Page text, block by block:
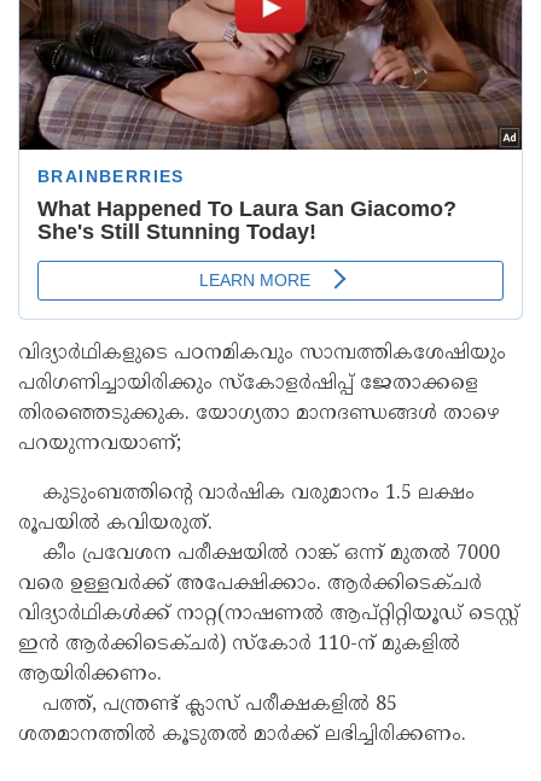
വിദ്യാര്‍ഥികളുടെ പഠനമികവും സാമ്പത്തികശേഷിയും
പരിഗണിച്ചായിരിക്കും സ്‌കോളര്‍ഷിപ്പ് ജേതാക്കളെ
തിരഞ്ഞെടുക്കുക. യോഗ്യതാ മാനദണ്ഡങ്ങള്‍ താഴെ
പറയുന്നവയാണ്;
കുടുംബത്തിന്റെ വാര്‍ഷിക വരുമാനം 1.5 ലക്ഷം
രൂപയില്‍ കവിയരുത്.
കീം പ്രവേശന പരീക്ഷയില്‍ റാങ്ക് ഒന്ന് മുതല്‍ 7000
വരെ ഉള്ളവര്‍ക്ക് അപേക്ഷിക്കാം. ആര്‍ക്കിടെക്ചര്‍
വിദ്യാര്‍ഥികള്‍ക്ക് നാറ്റ(നാഷണല്‍ ആപ്റ്റിറ്റിയൂഡ് ടെസ്റ്റ്
ഇന്‍ ആര്‍ക്കിടെക്ചര്‍) സ്‌കോര്‍ 110-ന് മുകളില്‍
ആയിരിക്കണം.
പത്ത്, പന്ത്രണ്ട് ക്ലാസ് പരീക്ഷകളില്‍ 85
ശതമാനത്തില്‍ കൂടുതല്‍ മാര്‍ക്ക് ലഭിച്ചിരിക്കണം.